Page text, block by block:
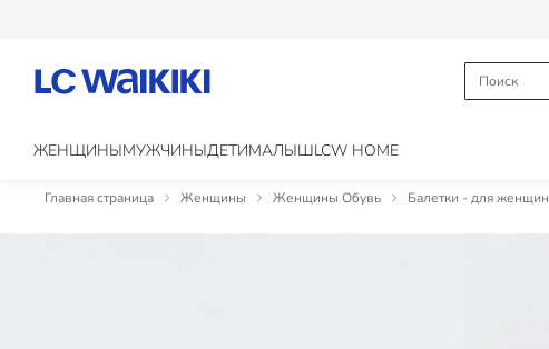
ЖЕНЩИНЫМУЖЧИНЫДЕТИМАЛЫШLCW HOME
Главная страница Женщины Женщины Обувь Балетки - для женщин